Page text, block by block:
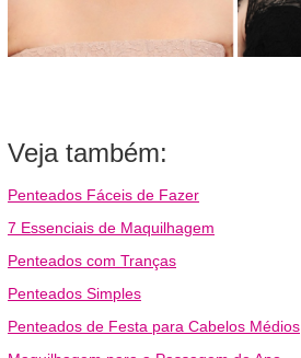
Veja também:
Penteados Fáceis de Fazer
7 Essenciais de Maquilhagem
Penteados com Tranças
Penteados Simples
Penteados de Festa para Cabelos Médios